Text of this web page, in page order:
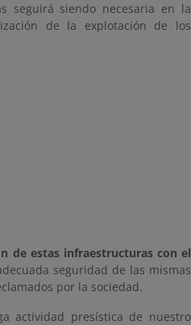
seguirá siendo necesaria en la
de la explotación de los
de estas infraestructuras con el
seguridad de las mismas
por la sociedad.
actividad presística de nuestro